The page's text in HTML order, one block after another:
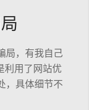
局，有我自己
利用了网站优
，具体细节不